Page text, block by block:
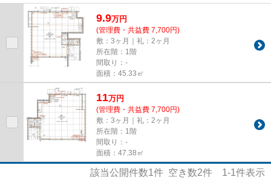
9.9万円
(管理費・共益費 7,700円)
敷：3ヶ月｜礼：2ヶ月
所在階：1階
間取り：-
面積：45.33㎡
11万円
(管理費・共益費 7,700円)
敷：3ヶ月｜礼：2ヶ月
所在階：1階
間取り：-
面積：47.38㎡
該当公開件数1件 空き数2件 1-1件表示